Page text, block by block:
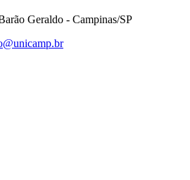
Geraldo - Campinas/SP